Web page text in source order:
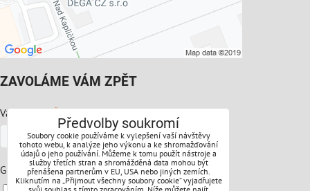
ZAVOLÁME VÁM ZPĚT
Váš telefon:*
GDPR:*
Předvolby soukromí
Soubory cookie používáme k vylepšení vaší návštěvy
tohoto webu, k analýze jeho výkonu a ke shromažďování
údajů o jeho používání. Můžeme k tomu použít nástroje a
služby třetích stran a shromážděná data mohou být
přenášena partnerům v EU, USA nebo jiných zemích.
Kliknutím na „Přijmout všechny soubory cookie“ vyjadřujete